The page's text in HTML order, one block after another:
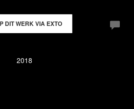
DIT WERK VIA EXTO
2018